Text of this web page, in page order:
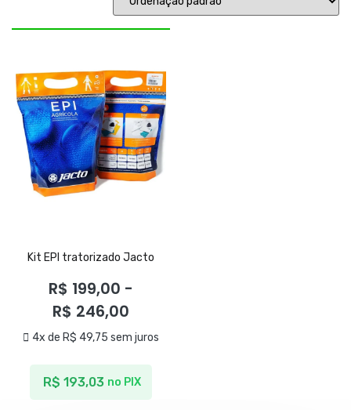
Kit EPI tratorizado Jacto
R$ 199,00 -
R$ 246,00
4x de R$ 49,75 sem juros
R$ 193,03 no PIX